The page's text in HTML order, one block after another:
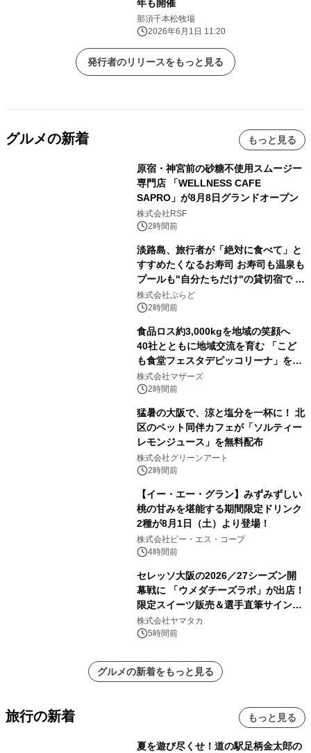
年も開催
那須千本松牧場
2026年6月1日 11:20
発行者のリリースをもっと見る
グルメの新着 もっと見る
原宿・神宮前の砂糖不使用スムージー
専門店 「WELLNESS CAFE
SAPRO」が8月8日グランドオープン
株式会社RSF
2時間前
淡路島、旅行者が「絶対に食べて」と
すすめたくなるお寿司 お寿司も温泉も
プールも"自分たちだけ"の貸切宿で 1
日1組限定「岩屋温泉 絵島別庭 海と
森」の握り寿司プラン
株式会社ぷらど
2時間前
食品ロス約3,000kgを地域の笑顔へ
40社とともに地域交流を育む 「こど
も食堂フェスタデピッコリーナ」を9
月5日(土)開催
株式会社マザーズ
2時間前
猛暑の大阪で、涼と塩分を一杯に！ 北
区のペット同伴カフェが「ソルティー
レモンジュース」を無料配布
株式会社グリーンアート
2時間前
【イー・エー・グラン】みずみずしい
桃の甘みを堪能する期間限定ドリンク
2種が8月1日（土）より登場！
株式会社ピー・エス・コープ
4時間前
セレッソ大阪の2026／27シーズン開
幕戦に 「ウメダチーズラボ」が出店！
限定スイーツ販売＆選手直筆サイング
ッズが当たる抽選会を 8月8日に開催
株式会社ヤマタカ
5時間前
グルメの新着をもっと見る
旅行の新着 もっと見る
夏を遊び尽くせ！道の駅足柄金太郎の